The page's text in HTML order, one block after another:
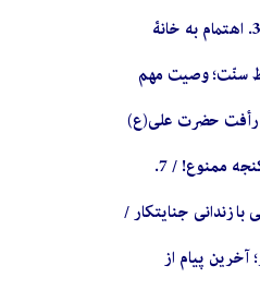
حتی در مواجهه با قاتل خود / 3. اهتمام به خانۀ
شهادت / 4. حفظ سنّت؛ وصیت مهم
در بستر شهادت / 5. رأفت حضرت علی(ع)
در مواجهه با قاتل خود / 6. شكنجه ممنوع! / 7.
زندانی جنایتکار /
آخرین پیام از